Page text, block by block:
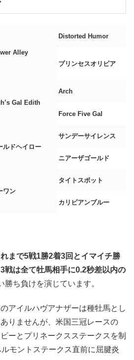
Alley
Distorted Humor
プリンセスオリビア
Gal Edith
Arch
Force Five Gal
ルドヘイロー
サンデーサイレンス
ニアーザゴールド
ワン
タイトスポット
カリビアンブルー
まで5戦1勝2着3回とイマイチ勝
戦は全て牡馬相手に0.2秒差以内の
勝ち負けを演じています。
アイルハヴアナザーは種牡馬とし
りませんが、米国三冠レースの
ーとプリネークスステークスを制
モントステークス直前に屈腱炎